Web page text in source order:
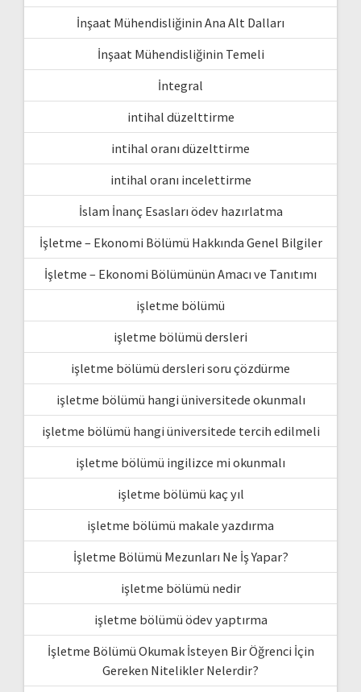
İnşaat Mühendisliğinin Ana Alt Dalları
İnşaat Mühendisliğinin Temeli
İntegral
intihal düzelttirme
intihal oranı düzelttirme
intihal oranı incelettirme
İslam İnanç Esasları ödev hazırlatma
İşletme – Ekonomi Bölümü Hakkında Genel Bilgiler
İşletme – Ekonomi Bölümünün Amacı ve Tanıtımı
işletme bölümü
işletme bölümü dersleri
işletme bölümü dersleri soru çözdürme
işletme bölümü hangi üniversitede okunmalı
işletme bölümü hangi üniversitede tercih edilmeli
işletme bölümü ingilizce mi okunmalı
işletme bölümü kaç yıl
işletme bölümü makale yazdırma
İşletme Bölümü Mezunları Ne İş Yapar?
işletme bölümü nedir
işletme bölümü ödev yaptırma
İşletme Bölümü Okumak İsteyen Bir Öğrenci İçin
Gereken Nitelikler Nelerdir?